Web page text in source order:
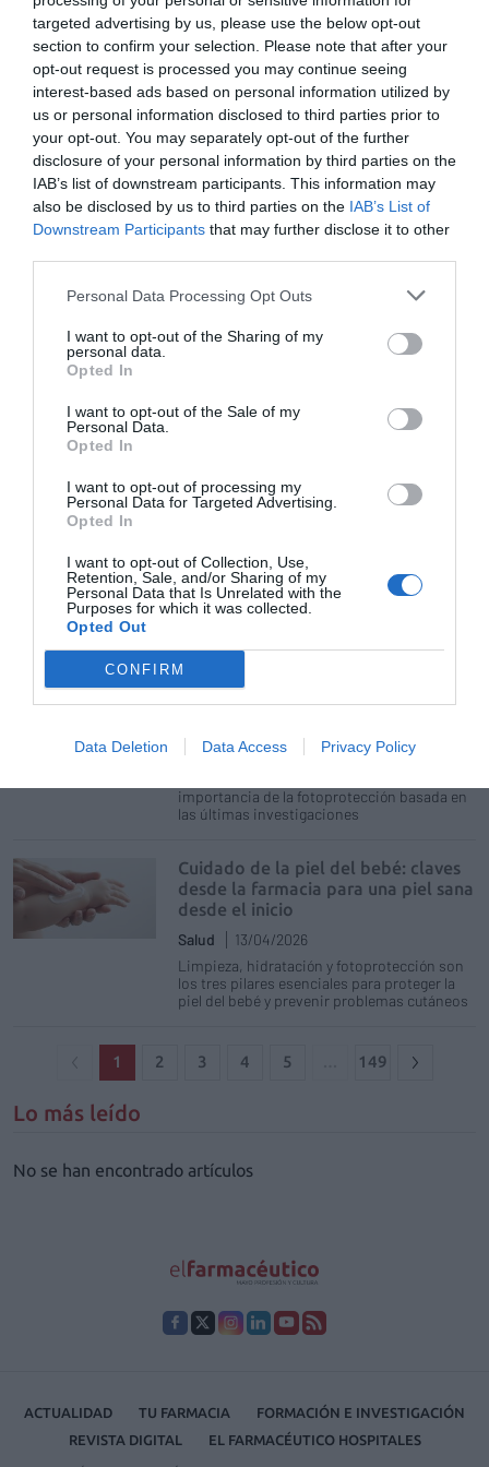
targeted advertising by us, please use the below opt-out
section to confirm your selection. Please note that after your
opt-out request is processed you may continue seeing
interest-based ads based on personal information utilized by
us or personal information disclosed to third parties prior to
your opt-out. You may separately opt-out of the further
disclosure of your personal information by third parties on the
IAB’s list of downstream participants. This information may
also be disclosed by us to third parties on the IAB’s List of
Downstream Participants that may further disclose it to other
Personal Data Processing Opt Outs
I want to opt-out of the Sharing of my
personal data.
Opted In
I want to opt-out of the Sale of my
Personal Data.
Opted In
I want to opt-out of processing my
Personal Data for Targeted Advertising.
Opted In
I want to opt-out of Collection, Use,
Retention, Sale, and/or Sharing of my
Personal Data that Is Unrelated with the
Purposes for which it was collected.
Opted Out
CONFIRM
Data Deletion Data Access Privacy Policy
comunitaria
Salud
28/05/2026
El rol del farmacéutico es clave para el éxito
del tratamiento tópico. Va más allá de la
dispensación, es un proceso de
acompañamiento técnico y emocional
Cómo prevenir y actuar ante las
picaduras de garrapatas y otros
insectos en primavera
Salud
26/05/2026
exposición a entornos naturales elevan el
la importancia de la prevención y la
actuación rápida ante garrapatas
Tattoos y piercings: más allá del
arte, un tema de salud y consejo
Salud
18/05/2026
Desde la prevención de infecciones hasta las
confianza para el cuidado de los tattoos y
piercings
que el consejo farmacéutico se base
en la evidencia científica
Salud
06/05/2026
seguros durante la gestación, cómo abordar
las preocupaciones dermatológicas más
importancia de la fotoprotección basada en
las últimas investigaciones
Cuidado de la piel del bebé: claves
desde la farmacia para una piel sana
desde el inicio
Salud
13/04/2026
Limpieza, hidratación y fotoprotección son
los tres pilares esenciales para proteger la
piel del bebé y prevenir problemas cutáneos
1 2 3 4 5 149
Lo más leído
No se han encontrado artículos
ACTUALIDAD TU FARMACIA
FORMACIÓN E INVESTIGACIÓN
REVISTA DIGITAL
EL FARMACÉUTICO HOSPITALES